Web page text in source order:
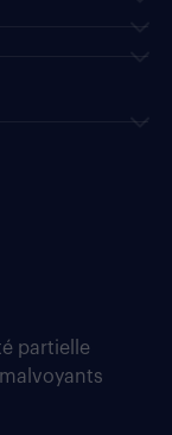
partielle